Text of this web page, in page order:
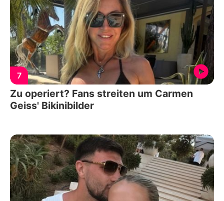
7
Zu operiert? Fans streiten um Carmen
Geiss' Bikinibilder